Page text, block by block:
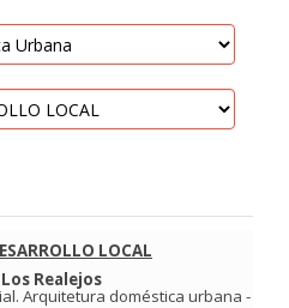
LOCAL
Realejos
. Arquitetura doméstica urbana -